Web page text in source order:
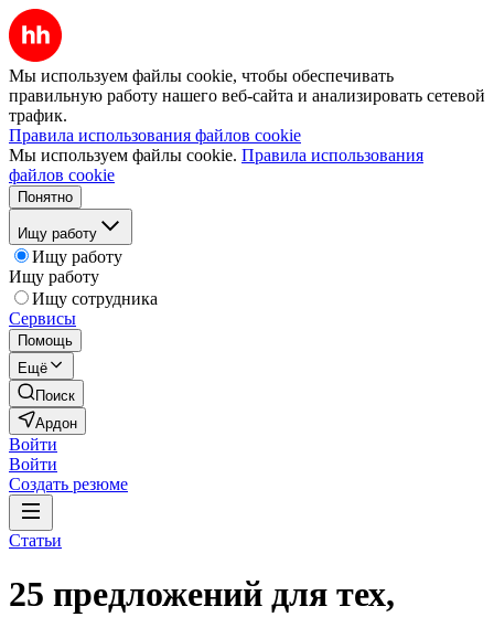
Мы используем файлы cookie, чтобы обеспечивать
правильную работу нашего веб-сайта и анализировать сетевой
трафик.
Правила использования файлов cookie
Мы используем файлы cookie. Правила использования
файлов cookie
Понятно
Ищу работу
Ищу работу
Ищу работу
Ищу сотрудника
Сервисы
Помощь
Ещё
Поиск
Ардон
Войти
Войти
Создать резюме
Статьи
25 предложений для тех,